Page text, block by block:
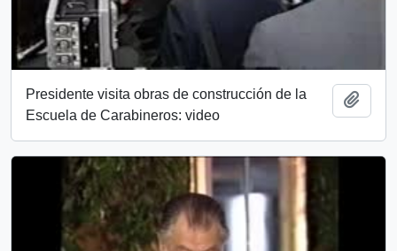
Presidente visita obras de construcción de la
Escuela de Carabineros: video